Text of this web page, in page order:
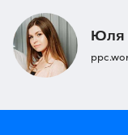
Юля